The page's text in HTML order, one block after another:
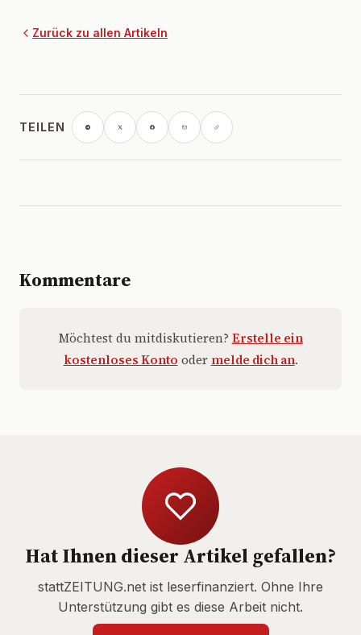
Zurück zu allen Artikeln
TEILEN
Kommentare
Möchtest du mitdiskutieren? Erstelle ein
kostenloses Konto oder melde dich an.
Hat Ihnen dieser Artikel gefallen?
stattZEITUNG.net ist leserfinanziert. Ohne Ihre
Unterstützung gibt es diese Arbeit nicht.